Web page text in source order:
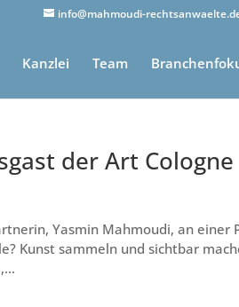
info@mahmoudi-
Kanzlei Team
der Art Cologne
Yasmin Mahmoudi, an einer
Kunst sammeln und sichtbar